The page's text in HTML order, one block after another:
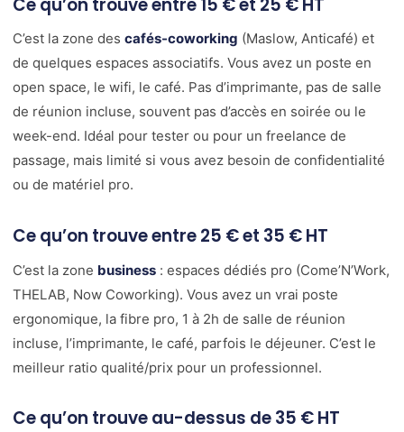
Ce qu’on trouve entre 15 € et 25 € HT
C’est la zone des cafés-coworking (Maslow, Anticafé) et
de quelques espaces associatifs. Vous avez un poste en
open space, le wifi, le café. Pas d’imprimante, pas de salle
de réunion incluse, souvent pas d’accès en soirée ou le
week-end. Idéal pour tester ou pour un freelance de
passage, mais limité si vous avez besoin de confidentialité
ou de matériel pro.
Ce qu’on trouve entre 25 € et 35 € HT
C’est la zone business : espaces dédiés pro (Come’N’Work,
THELAB, Now Coworking). Vous avez un vrai poste
ergonomique, la fibre pro, 1 à 2h de salle de réunion
incluse, l’imprimante, le café, parfois le déjeuner. C’est le
meilleur ratio qualité/prix pour un professionnel.
Ce qu’on trouve au-dessus de 35 € HT